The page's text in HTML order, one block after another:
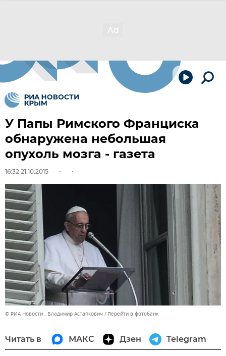
У Папы Римского Франциска
обнаружена небольшая
опухоль мозга - газета
16:32 21.10.2015
© РИА Новости . Владимир Астапкович Перейти в фотобанк
Читать в МАКС Дзен Telegram